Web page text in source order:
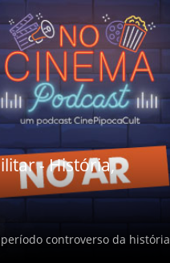
- História,
controverso da história